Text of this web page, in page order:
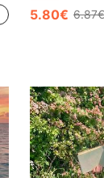
5.80€ 6.87€